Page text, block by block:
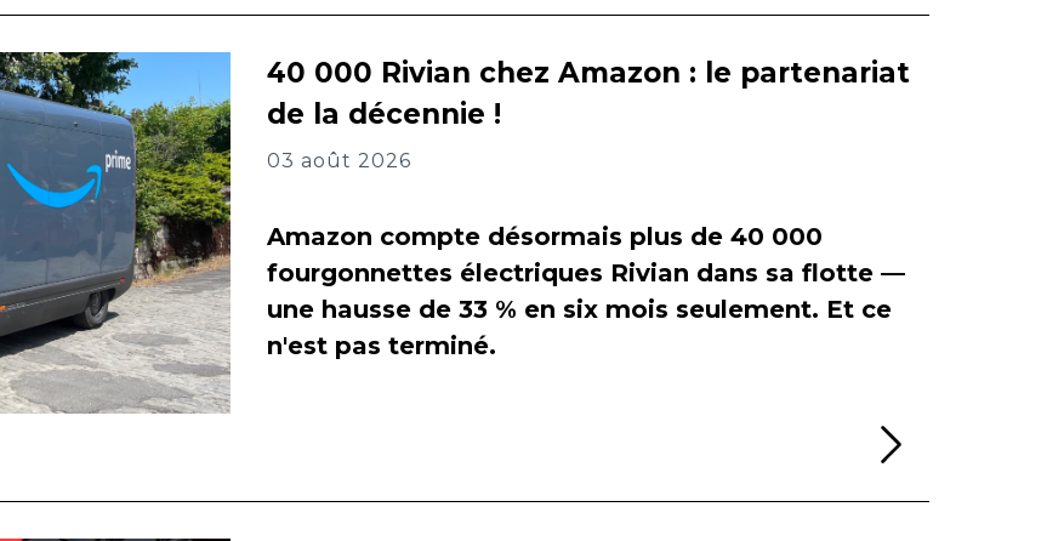
40 000 Rivian chez Amazon : le partenariat
de la décennie !
03 août 2026
Amazon compte désormais plus de 40 000
fourgonnettes électriques Rivian dans sa flotte —
une hausse de 33 % en six mois seulement. Et ce
n'est pas terminé.